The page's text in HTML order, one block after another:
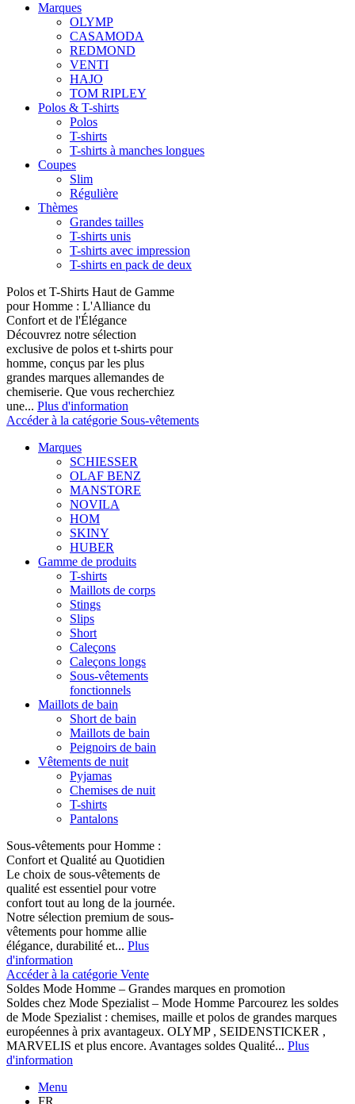
Marques
OLYMP
CASAMODA
REDMOND
VENTI
HAJO
TOM RIPLEY
Polos & T-shirts
Polos
T-shirts
T-shirts à manches longues
Coupes
Slim
Régulière
Thèmes
Grandes tailles
T-shirts unis
T-shirts avec impression
T-shirts en pack de deux
Polos et T-Shirts Haut de Gamme
pour Homme : L'Alliance du
Confort et de l'Élégance
Découvrez notre sélection
exclusive de polos et t-shirts pour
homme, conçus par les plus
grandes marques allemandes de
chemiserie. Que vous recherchiez
une... Plus d'information
Accéder à la catégorie Sous-vêtements
Marques
SCHIESSER
OLAF BENZ
MANSTORE
NOVILA
HOM
SKINY
HUBER
Gamme de produits
T-shirts
Maillots de corps
Stings
Slips
Short
Caleçons
Caleçons longs
Sous-vêtements
fonctionnels
Maillots de bain
Short de bain
Maillots de bain
Peignoirs de bain
Vêtements de nuit
Pyjamas
Chemises de nuit
T-shirts
Pantalons
Sous-vêtements pour Homme :
Confort et Qualité au Quotidien
Le choix de sous-vêtements de
qualité est essentiel pour votre
confort tout au long de la journée.
Notre sélection premium de sous-
vêtements pour homme allie
élégance, durabilité et... Plus
d'information
Accéder à la catégorie Vente
Soldes Mode Homme – Grandes marques en promotion
Soldes chez Mode Spezialist – Mode Homme Parcourez les soldes
de Mode Spezialist : chemises, maille et polos de grandes marques
européennes à prix avantageux. OLYMP , SEIDENSTICKER ,
MARVELIS et plus encore. Avantages soldes Qualité... Plus
d'information
Menu
FR